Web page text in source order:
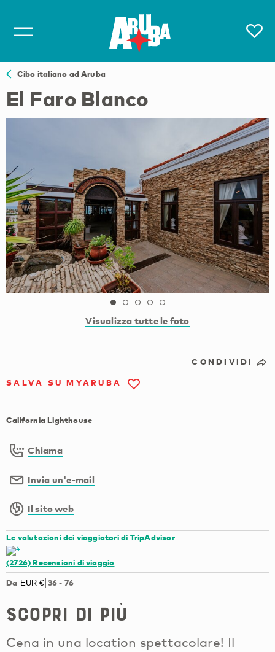
Cibo italiano ad Aruba
El Faro Blanco
Visualizza tutte le foto
CONDIVIDI
SALVA SU MYARUBA
California Lighthouse
Chiama
Invia un'e-mail
Il sito web
Le valutazioni dei viaggiatori di TripAdvisor
(2726)Recensioni di viaggio
Da 36- 76
Scopri di più
Cena in una location spettacolare! Il